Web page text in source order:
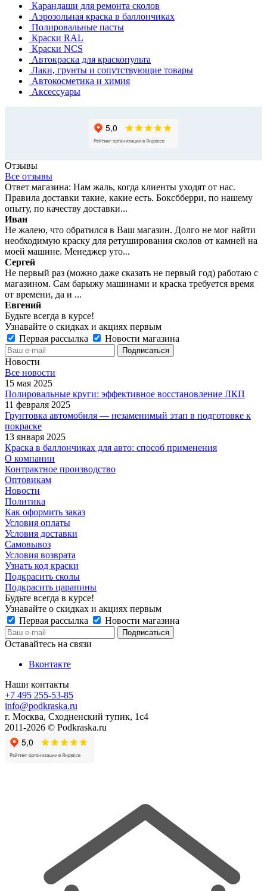
Карандаши для ремонта сколов
Аэрозольная краска в баллончиках
Полировальные пасты
Краски RAL
Краски NCS
Автокраска для краскопульта
Лаки, грунты и сопутствующие товары
Автокосметика и химия
Аксессуары
Отзывы
Все отзывы
Ответ магазина: Нам жаль, когда клиенты уходят от нас.
Правила доставки такие, какие есть. Боксбберри, по нашему
опыту, по качеству доставки...
Иван
Не жалею, что обратился в Ваш магазин. Долго не мог найти
необходимую краску для ретуширования сколов от камней на
моей машине. Менеджер уто...
Сергей
Не первый раз (можно даже сказать не первый год) работаю с
магазином. Сам барыжу машинами и краска требуется время
от времени, да и ...
Евгений
Будьте всегда в курсе!
Узнавайте о скидках и акциях первым
Первая рассылка
Новости магазина
Новости
Все новости
15 мая 2025
Полировальные круги: эффективное восстановление ЛКП
11 февраля 2025
Грунтовка автомобиля — незаменимый этап в подготовке к
покраске
13 января 2025
Краска в баллончиках для авто: способ применения
О компании
Контрактное производство
Оптовикам
Новости
Политика
Как оформить заказ
Условия оплаты
Условия доставки
Самовывоз
Условия возврата
Узнать код краски
Подкрасить сколы
Подкрасить царапины
Будьте всегда в курсе!
Узнавайте о скидках и акциях первым
Первая рассылка
Новости магазина
Оставайтесь на связи
Вконтакте
Наши контакты
+7 495 255-53-85
info@podkraska.ru
г. Москва, Сходненский тупик, 1с4
2011-2026 © Podkraska.ru